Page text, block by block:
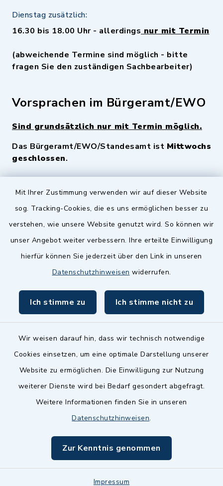
Mit Ihrer Zustimmung verwenden wir auf dieser Website
sog. Tracking-Cookies, die es uns ermöglichen besser zu
verstehen, wie unsere Website genutzt wird. So können wir
unser Angebot weiter verbessern. Ihre erteilte Einwilligung
hierfür können Sie jederzeit über den Link in unseren
Datenschutzhinweisen widerrufen.
Ich stimme zu Ich stimme nicht zu
Wir weisen darauf hin, dass wir technisch notwendige
Cookies einsetzen, um eine optimale Darstellung unserer
Website zu ermöglichen. Die Einwilligung zur Nutzung
weiterer Dienste wird bei Bedarf gesondert abgefragt.
Weitere Informationen finden Sie in unseren
Datenschutzhinweisen.
Zur Kenntnis genommen
Impressum
Dienstag zusätzlich:
16.30 bis 18.00 Uhr - allerdings nur mit Termin
(abweichende Termine sind möglich - bitte
fragen Sie den zuständigen Sachbearbeiter)
Vorsprachen im Bürgeramt/EWO
Sind grundsätzlich nur mit Termin möglich.
Das Bürgeramt/EWO/Standesamt ist Mittwochs
geschlossen.
Quicklinks
Zenngrund Allianz
Dillenberggruppe
inixmedia GmbH
Barrierefreiheit
Impressum
Sitemap